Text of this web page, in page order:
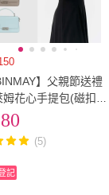
】父親節送禮
花心手提包(磁扣封
任選/女包)
(5)
記